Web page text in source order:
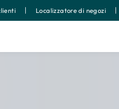
Localizzatore di negozi